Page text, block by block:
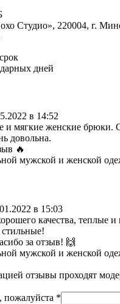
Студио», 220004, г.
дней
в 14:52
и мягкие женские брюки.
довольна.
🔥
мужской и женской
в 15:03
качества, теплые и
за отзыв! 🙌
мужской и женской
отзывы проходят
пожалуйста *